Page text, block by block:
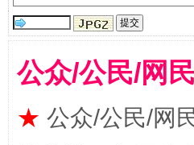
全民健身五年计划来了！等
公众/公民/网
★ 公众/公民/网